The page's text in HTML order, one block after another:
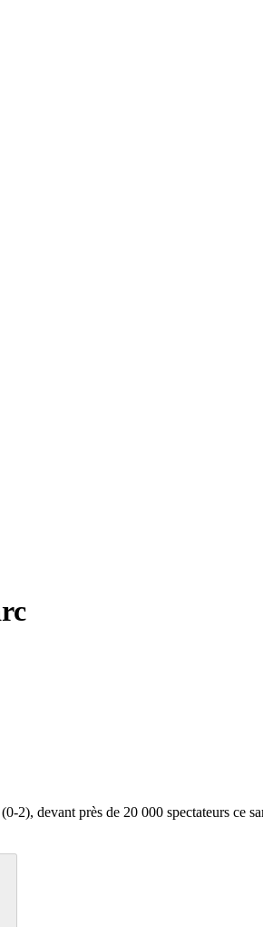
devant près de 20 000 spectateurs ce